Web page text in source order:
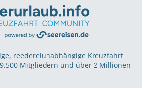
reedereiunabhängige Kreuzfahrt
Mitgliedern und über 2 Millionen